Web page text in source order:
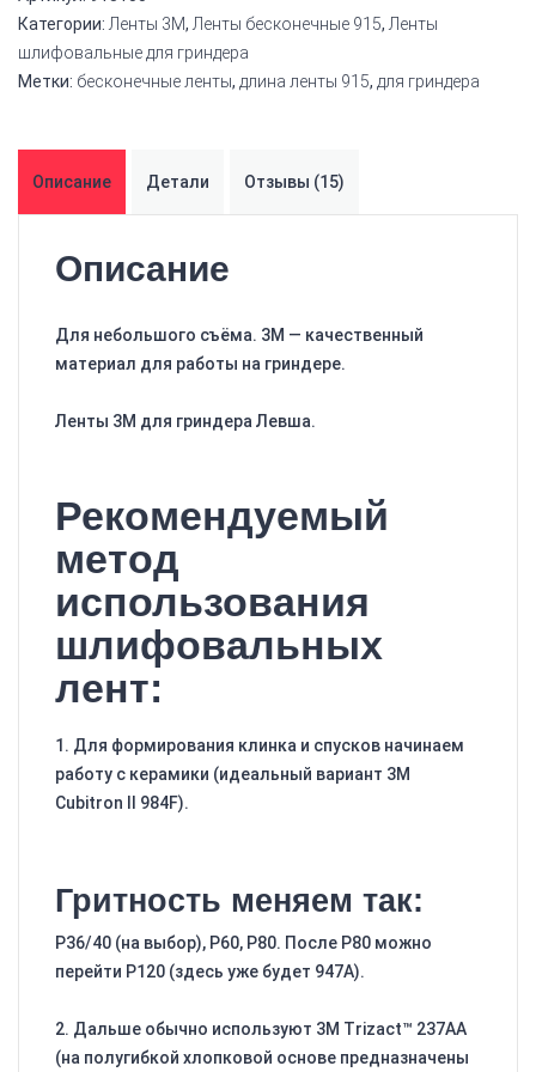
Категории: Ленты 3M, Ленты бесконечные 915, Ленты
шлифовальные для гриндера
Метки: бесконечные ленты, длина ленты 915, для гриндера
Описание Детали Отзывы (15)
Описание
Для небольшого съёма. 3М — качественный
материал для работы на гриндере.
Ленты 3М для гриндера Левша.
Рекомендуемый
метод
использования
шлифовальных
лент:
1. Для формирования клинка и спусков начинаем
работу с керамики (идеальный вариант 3M
Cubitron II 984F).
Гритность меняем так:
Р36/40 (на выбор), Р60, Р80. После Р80 можно
перейти Р120 (здесь уже будет 947A).
2. Дальше обычно используют 3M Trizact™ 237AA
(на полугибкой хлопковой основе предназначены